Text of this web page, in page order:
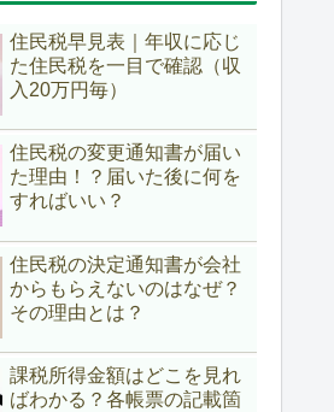
住民税早見表｜年収に応じ
た住民税を一目で確認（収
入20万円毎）
住民税の変更通知書が届い
た理由！？届いた後に何を
すればいい？
住民税の決定通知書が会社
からもらえないのはなぜ？
その理由とは？
課税所得金額はどこを見れ
ばわかる？各帳票の記載箇